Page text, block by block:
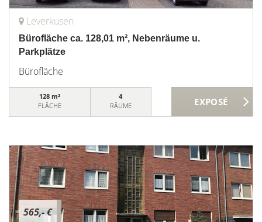
Leverkusen
Bürofläche ca. 128,01 m², Nebenräume u.
Parkplätze
Bürofläche
128 m²
FLÄCHE
4
RÄUME
565,- €